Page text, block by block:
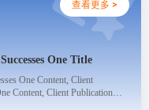
查看更多 >
One Title
One Content, Client
Content, Client Publication